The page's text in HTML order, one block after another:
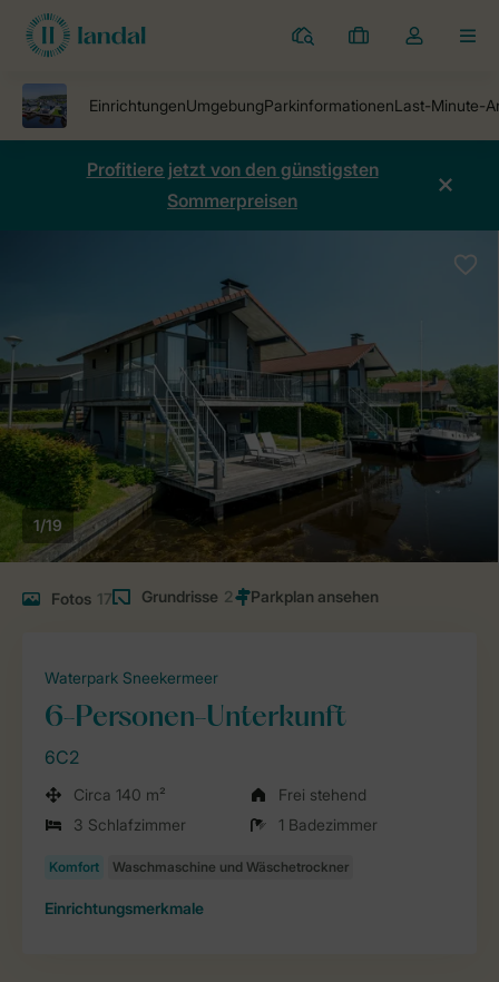
Ferienparks
Meine
Dropdown-
öffnen
Profitiere jetzt von den günstigsten
Sommerpreisen
1/19
Fotos 17 Grundrisse 2
Waterpark Sneekermeer
6-Personen-Unterkunft
6C2
Circa 140 m²
Frei stehend
3 Schlafzimmer
1 Badezimmer
Einrichtungsmerkmale